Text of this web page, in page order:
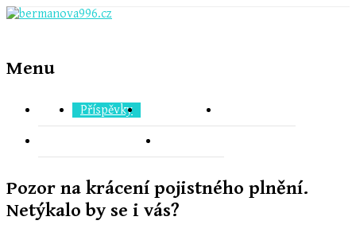
Menu
SVJ Příspěvky Dokumenty
Kontaktní formulář
Pozor na krácení pojistného plnění.
Netýkalo by se i vás?